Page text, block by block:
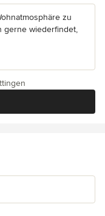
zu
gerne wiederfindet,